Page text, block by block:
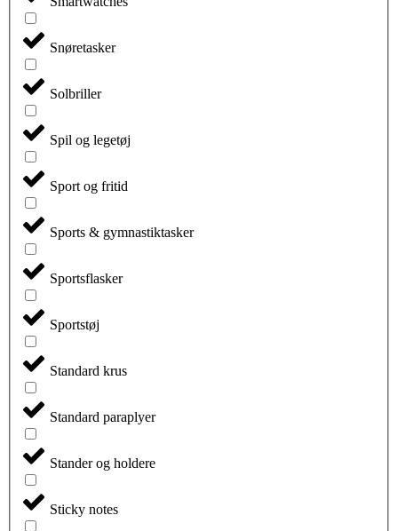
Snøretasker
Solbriller
Spil og legetøj
Sport og fritid
Sports & gymnastiktasker
Sportsflasker
Sportstøj
Standard krus
Standard paraplyer
Stander og holdere
Sticky notes